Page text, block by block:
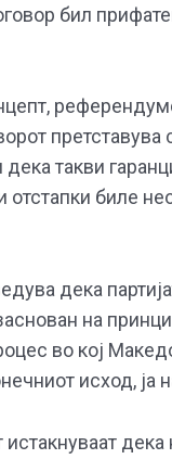
бил
такви
отстапки биле
дека
на
во кој
исход, ја